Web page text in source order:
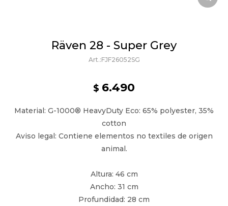
Räven 28 - Super Grey
FJF26052SG
$ 6.490
Material: G-1000® HeavyDuty Eco: 65% polyester, 35%
cotton
Aviso legal: Contiene elementos no textiles de origen
animal.
Altura: 46 cm
Ancho: 31 cm
Profundidad: 28 cm